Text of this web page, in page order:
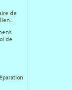
de
de